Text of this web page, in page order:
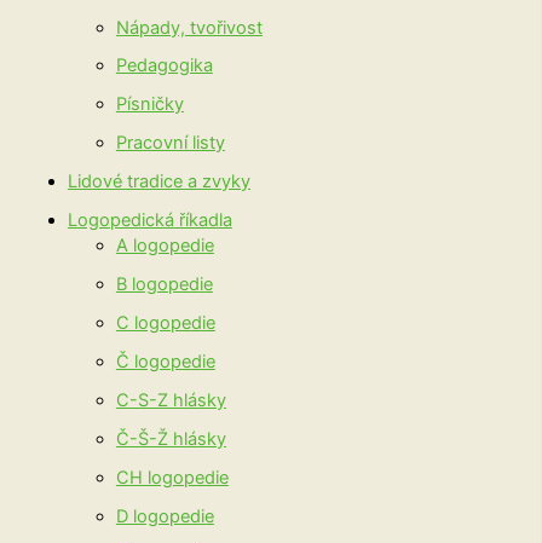
Nápady, tvořivost
Pedagogika
Písničky
Pracovní listy
Lidové tradice a zvyky
Logopedická říkadla
A logopedie
B logopedie
C logopedie
Č logopedie
C-S-Z hlásky
Č-Š-Ž hlásky
CH logopedie
D logopedie